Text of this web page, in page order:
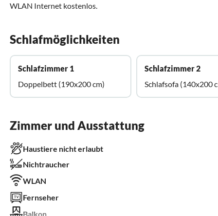
WLAN Internet kostenlos.
Schlafmöglichkeiten
Schlafzimmer 1
Doppelbett (190x200 cm)
Schlafzimmer 2
Schlafsofa (140x200
Zimmer und Ausstattung
Haustiere nicht erlaubt
Nichtraucher
WLAN
Fernseher
Balkon